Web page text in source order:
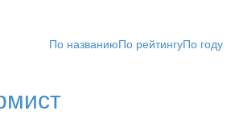
По названиюПо рейтингуПо году